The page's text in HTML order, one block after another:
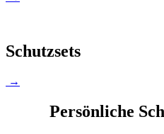
Schutzsets
→
Persönliche